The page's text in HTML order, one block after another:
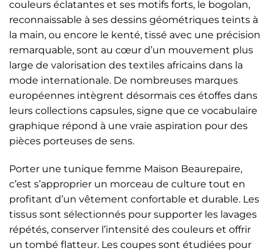
couleurs éclatantes et ses motifs forts, le bogolan,
reconnaissable à ses dessins géométriques teints à
la main, ou encore le kenté, tissé avec une précision
remarquable, sont au cœur d’un mouvement plus
large de valorisation des textiles africains dans la
mode internationale. De nombreuses marques
européennes intègrent désormais ces étoffes dans
leurs collections capsules, signe que ce vocabulaire
graphique répond à une vraie aspiration pour des
pièces porteuses de sens.
Porter une tunique femme Maison Beaurepaire,
c’est s’approprier un morceau de culture tout en
profitant d’un vêtement confortable et durable. Les
tissus sont sélectionnés pour supporter les lavages
répétés, conserver l’intensité des couleurs et offrir
un tombé flatteur. Les coupes sont étudiées pour